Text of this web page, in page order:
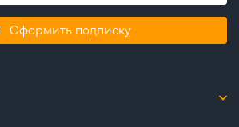
Оформить подписку